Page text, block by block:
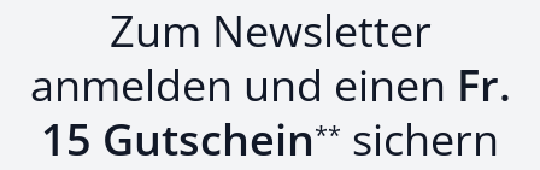
Zum Newsletter
anmelden und einen Fr.
15 Gutschein** sichern